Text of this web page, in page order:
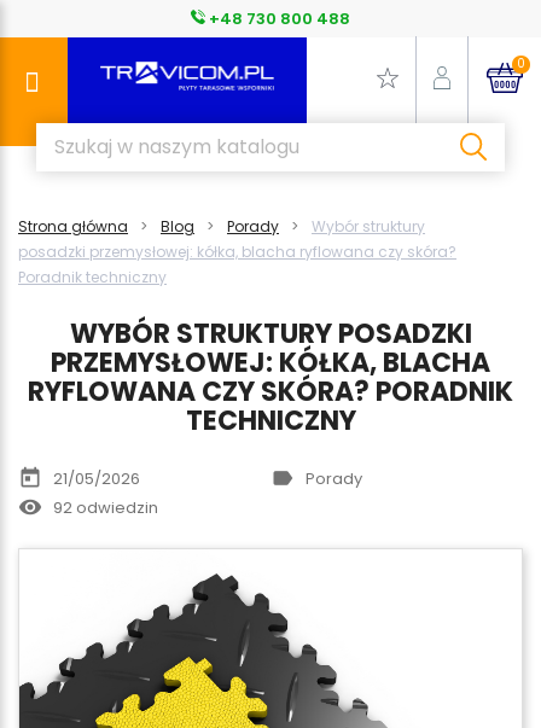
+48 730 800 488
0
Strona główna Blog Porady
Wybór struktury
posadzki przemysłowej: kółka, blacha ryflowana czy skóra?
Poradnik techniczny
WYBÓR STRUKTURY POSADZKI
PRZEMYSŁOWEJ: KÓŁKA, BLACHA
RYFLOWANA CZY SKÓRA? PORADNIK
TECHNICZNY
today 21/05/2026 label Porady
remove_red_eye 92 odwiedzin